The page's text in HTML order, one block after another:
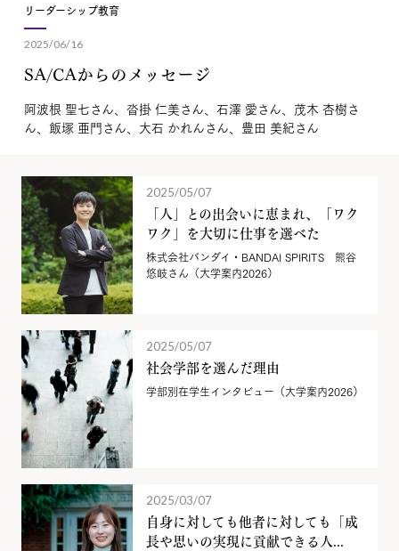
リーダーシップ教育
2025/06/16
SA/CAからのメッセージ
阿波根 聖七さん、沓掛 仁美さん、石澤 愛さん、茂木 杏樹さ
ん、飯塚 亜門さん、大石 かれんさん、豊田 美紀さん
2025/05/07
「人」との出会いに恵まれ、「ワク
ワク」を大切に仕事を選べた
株式会社バンダイ・BANDAI SPIRITS 熊谷
悠岐さん（大学案内2026）
2025/05/07
社会学部を選んだ理由
学部別在学生インタビュー（大学案内2026）
2025/03/07
自身に対しても他者に対しても「成
長や思いの実現に貢献できる人...